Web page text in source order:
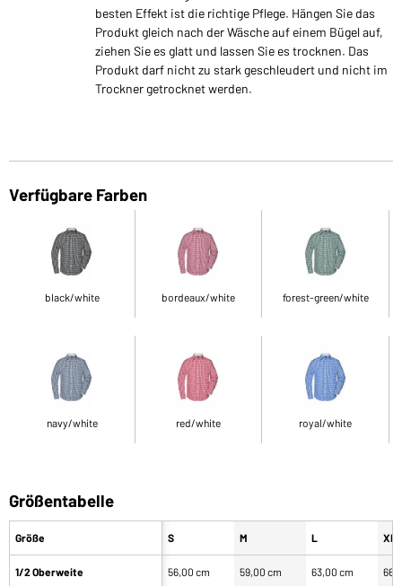
besten Effekt ist die richtige Pflege. Hängen Sie das
Produkt gleich nach der Wäsche auf einem Bügel auf,
ziehen Sie es glatt und lassen Sie es trocknen. Das
Produkt darf nicht zu stark geschleudert und nicht im
Trockner getrocknet werden.
Verfügbare Farben
black/white bordeaux/white forest-green/white
navy/white red/white royal/white
Größentabelle
Größe
1/2 Oberweite
S M L XL
56,00 cm 59,00 cm 63,00 cm